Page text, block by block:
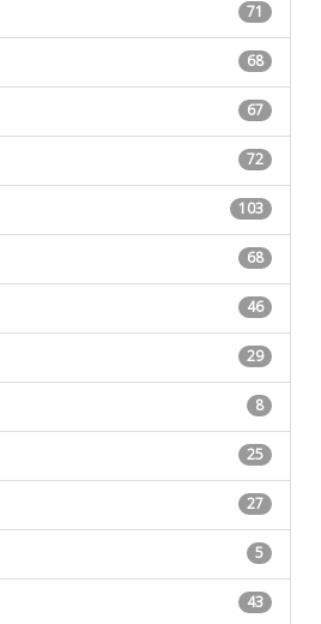
71
68
67
72
103
68
46
29
8
25
27
5
43